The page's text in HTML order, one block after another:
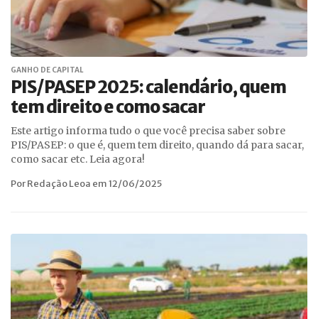
GANHO DE CAPITAL
PIS/PASEP 2025: calendário, quem
tem direito e como sacar
Este artigo informa tudo o que você precisa saber sobre
PIS/PASEP: o que é, quem tem direito, quando dá para sacar,
como sacar etc. Leia agora!
Por Redação Leoa em 12/06/2025